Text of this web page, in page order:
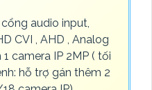
audio input,
CVI , AHD , Analog
camera IP 2MP ( tối
hỗ trợ gán thêm 2